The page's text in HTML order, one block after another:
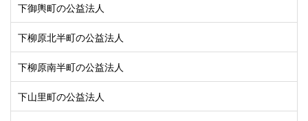
下御輿町の公益法人
下柳原北半町の公益法人
下柳原南半町の公益法人
下山里町の公益法人